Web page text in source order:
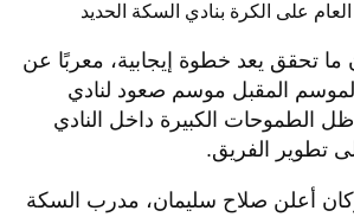
على الكرة بنادي السكة الحديد
تحقق يعد خطوة إيجابية، معربًا عن
المقبل موسم صعود لنادي
الطموحات الكبيرة داخل النادي
تطوير الفريق.
أعلن صلاح سليمان، مدرب السكة